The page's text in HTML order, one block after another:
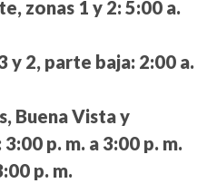
zonas 1 y 2: 5:00 a.
y 2, parte baja: 2:00 a.
Buena Vista y
3:00 p. m. a 3:00 p. m.
p. m.